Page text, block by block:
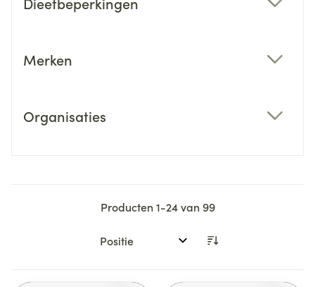
Merken
Organisaties
Producten1-24van99
Sorteer op: